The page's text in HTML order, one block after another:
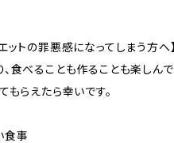
ットの罪悪感になってしまう方へ】
食べることも作ることも楽しんで
もらえたら幸いです。
食事